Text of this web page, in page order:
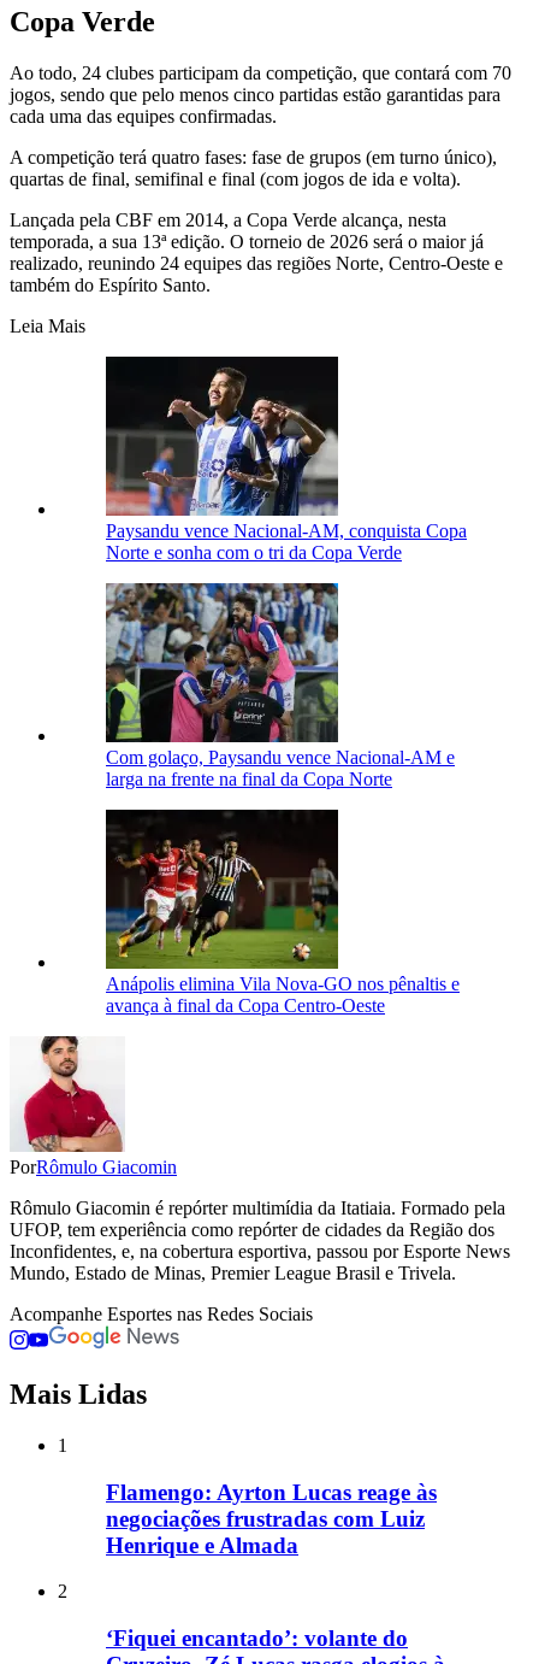
Copa Verde
Ao todo, 24 clubes participam da competição, que contará com 70
jogos, sendo que pelo menos cinco partidas estão garantidas para
cada uma das equipes confirmadas.
A competição terá quatro fases: fase de grupos (em turno único),
quartas de final, semifinal e final (com jogos de ida e volta).
Lançada pela CBF em 2014, a Copa Verde alcança, nesta
temporada, a sua 13ª edição. O torneio de 2026 será o maior já
realizado, reunindo 24 equipes das regiões Norte, Centro-Oeste e
também do Espírito Santo.
Leia Mais
Paysandu vence Nacional-AM, conquista Copa
Norte e sonha com o tri da Copa Verde
Com golaço, Paysandu vence Nacional-AM e
larga na frente na final da Copa Norte
Anápolis elimina Vila Nova-GO nos pênaltis e
avança à final da Copa Centro-Oeste
PorRômulo Giacomin
Rômulo Giacomin é repórter multimídia da Itatiaia. Formado pela
UFOP, tem experiência como repórter de cidades da Região dos
Inconfidentes, e, na cobertura esportiva, passou por Esporte News
Mundo, Estado de Minas, Premier League Brasil e Trivela.
Acompanhe Esportes nas Redes Sociais
Mais Lidas
1
Flamengo: Ayrton Lucas reage às
negociações frustradas com Luiz
Henrique e Almada
2
‘Fiquei encantado’: volante do